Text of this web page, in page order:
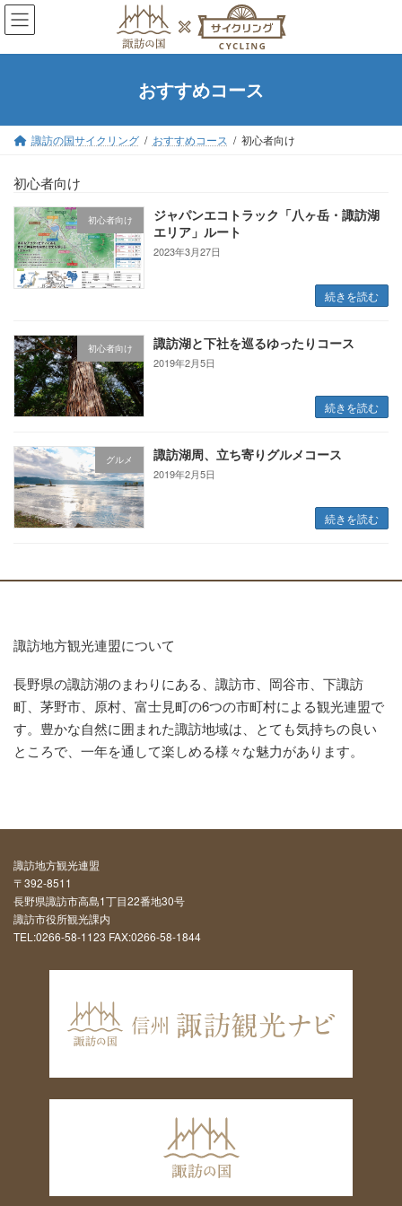
コ
ン
ス
ナ
ビ
ン
おすすめコース
諏訪の国サイクリング おすすめコース 初心者向け
初心者向け
初心者向け
ジャパンエコトラック「八ヶ岳・諏訪湖
エリア」ルート
2023年3月27日
続きを読む
初心者向け 諏訪湖と下社を巡るゆったりコース
2019年2月5日
続きを読む
グルメ 諏訪湖周、立ち寄りグルメコース
2019年2月5日
続きを読む
諏訪地方観光連盟について
長野県の諏訪湖のまわりにある、諏訪市、岡谷市、下諏訪
町、茅野市、原村、富士見町の6つの市町村による観光連盟で
す。豊かな自然に囲まれた諏訪地域は、とても気持ちの良い
ところで、一年を通して楽しめる様々な魅力があります。
諏訪地方観光連盟
〒392-8511
長野県諏訪市高島1丁目22番地30号
諏訪市役所観光課内
TEL:0266-58-1123 FAX:0266-58-1844